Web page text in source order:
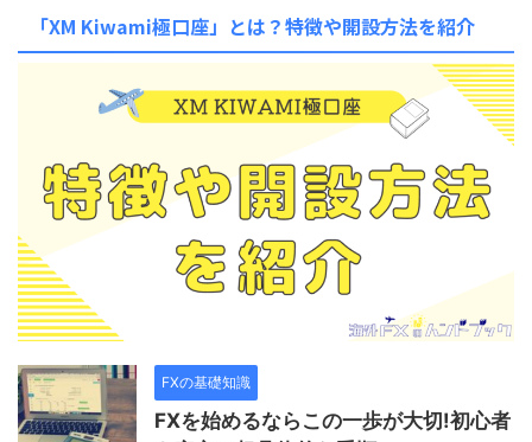
「XM Kiwami極口座」とは？特徴や開設方法を紹介
FXの基礎知識
FXを始めるならこの一歩が大切!初心者